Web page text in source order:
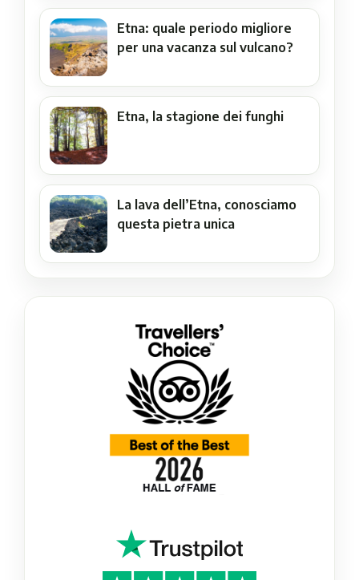
Etna: quale periodo migliore
per una vacanza sul vulcano?
Etna, la stagione dei funghi
La lava dell’Etna, conosciamo
questa pietra unica